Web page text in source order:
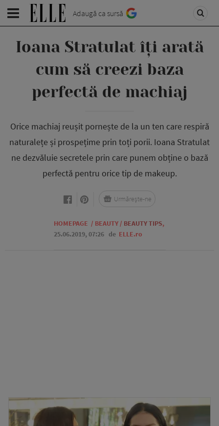
Adaugă ca sursă
Ioana Stratulat îți arată
cum să creezi baza
perfectă de machiaj
Orice machiaj reușit pornește de la un ten care respiră
naturalețe și prospețime prin toți porii. Ioana Stratulat
ne dezvăluie secretele prin care punem obține o bază
perfectă pentru orice tip de makeup.
HOMEPAGE / BEAUTY/ BEAUTY TIPS,
25.06.2019, 07:26 de ELLE.ro
Urmărește-ne